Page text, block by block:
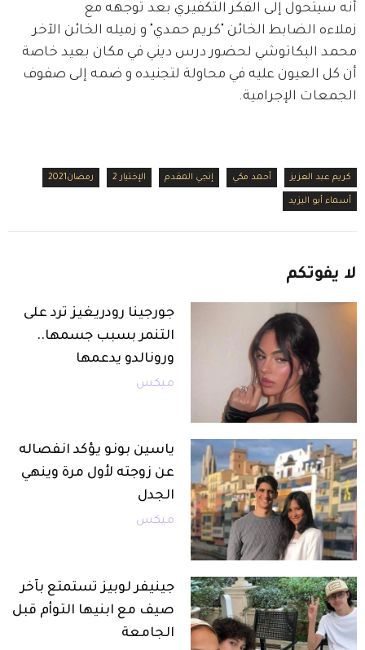
أنه سيتحول إلى الفكر التكفيري بعد توجهه مع
زملاءه الضابط الخائن "كريم حمدي" و زميله الخائن الآخر
محمد البكاتوشي لحضور درس ديني في مكان بعيد خاصة
أن كل العيون عليه في محاولة لتجنيده و ضمه إلى صفوف
الجمعات الإجرامية.
كريم عبد العزيز أحمد مكي إنجي المقدم الإختيار 2 رمضان2021
أسماء أبو اليزيد
لا يفوتكم
جورجينا رودريغيز ترد على
التنمر بسبب جسمها..
ورونالدو يدعمها
ميكس
ياسين بونو يؤكد انفصاله
عن زوجته لأول مرة وينهي
الجدل
ميكس
جينيفر لوبيز تستمتع بآخر
صيف مع ابنيها التوأم قبل
الجامعة